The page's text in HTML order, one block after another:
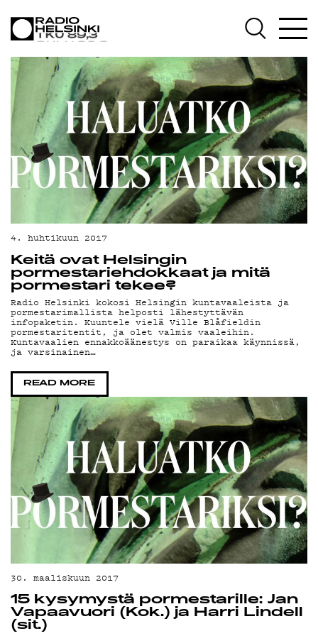
AJANKOHTAISTA
OHJELMAT
TEKIJÄT
ON-DEMAND
PODCAST
MAINOSTA
YHTEYSTIEDOT
G LIVELAB
YSTÄVÄKLUBI
TIETOSUOJA
KIRJAUDU SISÄÄN
4. huhtikuun 2017
Keitä ovat Helsingin
pormestariehdokkaat ja mitä
pormestari tekee?
Radio Helsinki kokosi Helsingin kuntavaaleista ja
pormestarimallista helposti lähestyttävän
infopaketin. Kuuntele vielä Ville Blåfieldin
pormestaritentit, ja olet valmis vaaleihin.
Kuntavaalien ennakkoäänestys on paraikaa käynnissä,
ja varsinainen…
READ MORE
30. maaliskuun 2017
15 kysymystä pormestarille: Jan
Vapaavuori (Kok.) ja Harri Lindell
(sit.)